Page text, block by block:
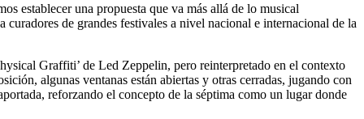
establecer una propuesta que va más allá de lo musical
curadores de grandes festivales a nivel nacional e internacional de la
Graffiti’ de Led Zeppelin, pero reinterpretado en el contexto
algunas ventanas están abiertas y otras cerradas, jugando con
reforzando el concepto de la séptima como un lugar donde